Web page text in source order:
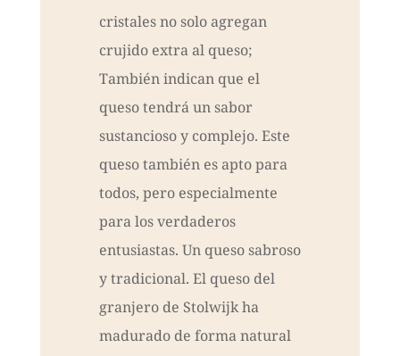
cristales no solo agregan
crujido extra al queso;
También indican que el
queso tendrá un sabor
sustancioso y complejo. Este
queso también es apto para
todos, pero especialmente
para los verdaderos
entusiastas. Un queso sabroso
y tradicional. El queso del
granjero de Stolwijk ha
madurado de forma natural